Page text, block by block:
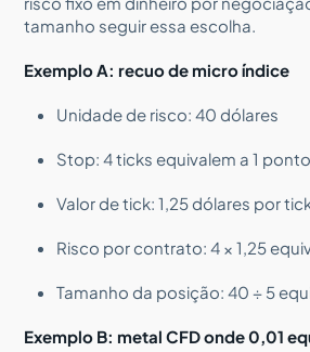
tamanho seguir essa escolha.
Exemplo A: recuo de micro índice
Unidade de risco: 40 dólares
Stop: 4 ticks equivalem a 1 ponto
Valor de tick: 1,25 dólares por
Risco por contrato: 4 × 1,25
Tamanho da posição: 40 ÷ 5
Exemplo B: metal CFD onde 0,01